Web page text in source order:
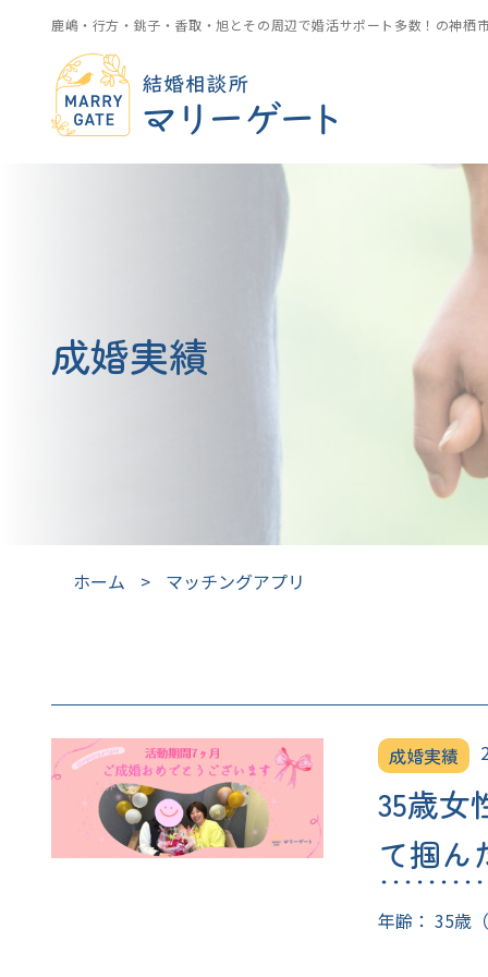
鹿嶋・行方・銚子・香取・旭とその周辺で婚活サポート多数！の神栖
成婚実績
ホーム > マッチングアプリ
成婚実績
35歳女
て掴ん
年齢： 35歳